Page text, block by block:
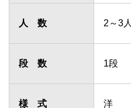
人 数 2～3人
段 数 1段
様 式 洋